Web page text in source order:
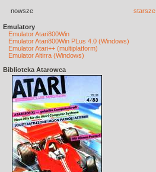
nowsze starsze
Emulatory
Emulator Atari800Win
Emulator Atari800Win PLus 4.0 (Windows)
Emulator Atari++ (multiplatform)
Emulator Altirra (Windows)
Biblioteka Atarowca